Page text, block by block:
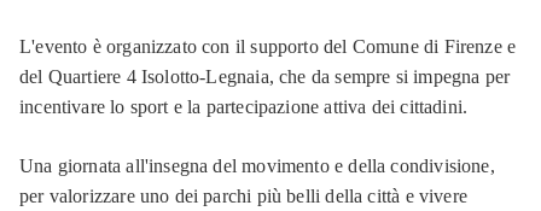
L'evento è organizzato con il supporto del Comune di Firenze e
del Quartiere 4 Isolotto-Legnaia, che da sempre si impegna per
incentivare lo sport e la partecipazione attiva dei cittadini.
Una giornata all'insegna del movimento e della condivisione,
per valorizzare uno dei parchi più belli della città e vivere